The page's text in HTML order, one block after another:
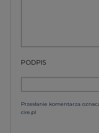
PODPIS
Przesłanie komentarza
cire.pl